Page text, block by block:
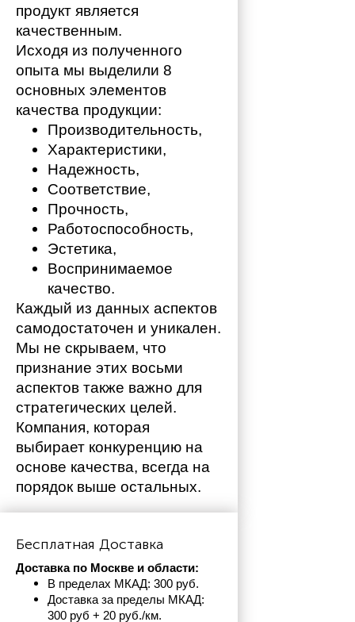
продукт является
качественным.
Исходя из полученного
опыта мы выделили 8
основных элементов
качества продукции:
Производительность,
Характеристики,
Надежность,
Соответствие,
Прочность,
Работоспособность,
Эстетика,
Воспринимаемое
качество.
Каждый из данных аспектов
самодостаточен и уникален.
Мы не скрываем, что
признание этих восьми
аспектов также важно для
стратегических целей.
Компания, которая
выбирает конкуренцию на
основе качества, всегда на
порядок выше остальных.
Бесплатная Доставка
Доставка по Москве и области:
В пределах МКАД: 300 руб.
Доставка за пределы МКАД:
300 руб + 20 руб./км.